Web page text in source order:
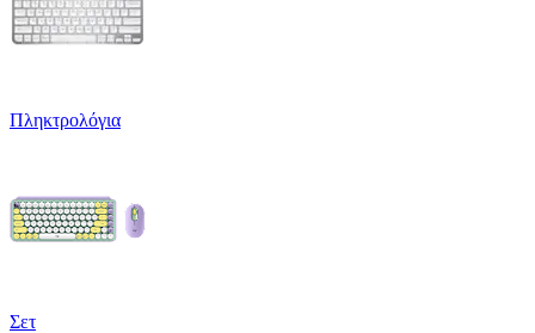
Πληκτρολόγια
Σετ